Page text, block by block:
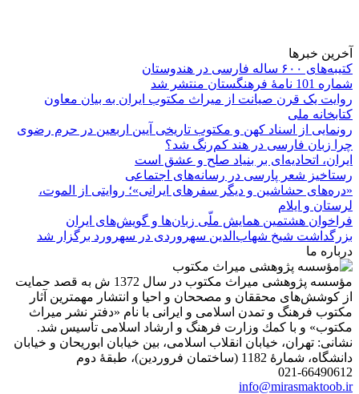
آخرین خبرها
کتیبه‌های ۶۰۰ ساله فارسی در هندوستان
شماره 101 نامۀ فرهنگستان منتشر شد
روایت یک قرن صیانت از میراث مکتوب ایران به بیان معاون
کتابخانه ملی
رونمایی از اسناد کهن و مکتوب تاریخی آیین اربعین در حرم رضوی
چرا زبان فارسی در هند کم‌رنگ شد؟
ایران، اتحادیه‌ای بر بنیاد صلح و عشق است
رستاخیز شعر پارسی در رسانه‌های اجتماعی
«دره‌های حشاشین و دیگر سفرهای ایرانی»؛ روایتی از الموت،
لرستان و ایلام
فراخوان هشتمین همایش ملّی زبان‌ها و گویش‌های ایران
بزرگداشت شیخ شهاب‌الدین سهروردی در سهرورد برگزار شد
درباره ما
مؤسسه پژوهشی میراث مكتوب در سال 1372 ش به قصد حمایت
از كوشش‌های محققان و مصححان و احیا و انتشار مهمترین آثار
مكتوب فرهنگ و تمدن اسلامی و ایرانی با نام «دفتر نشر میراث
مكتوب» و با كمك وزارت فرهنگ و ارشاد اسلامی تأسیس شد.
نشانی: تهران، خیابان انقلاب اسلامی، بین خیابان ابوریحان و خیابان
دانشگاه، شمارۀ 1182 (ساختمان فروردین)، طبقۀ دوم
021-66490612
info@mirasmaktoob.ir